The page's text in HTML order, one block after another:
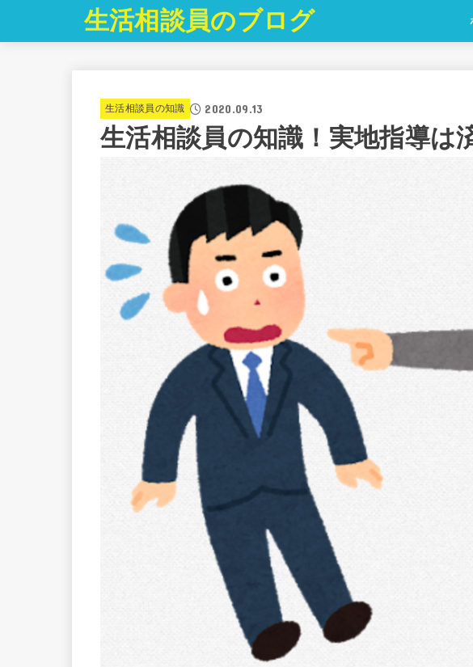
生活相談員のブログ
生活相談員の知識 2020.09.13
生活相談員の知識！実地指導は